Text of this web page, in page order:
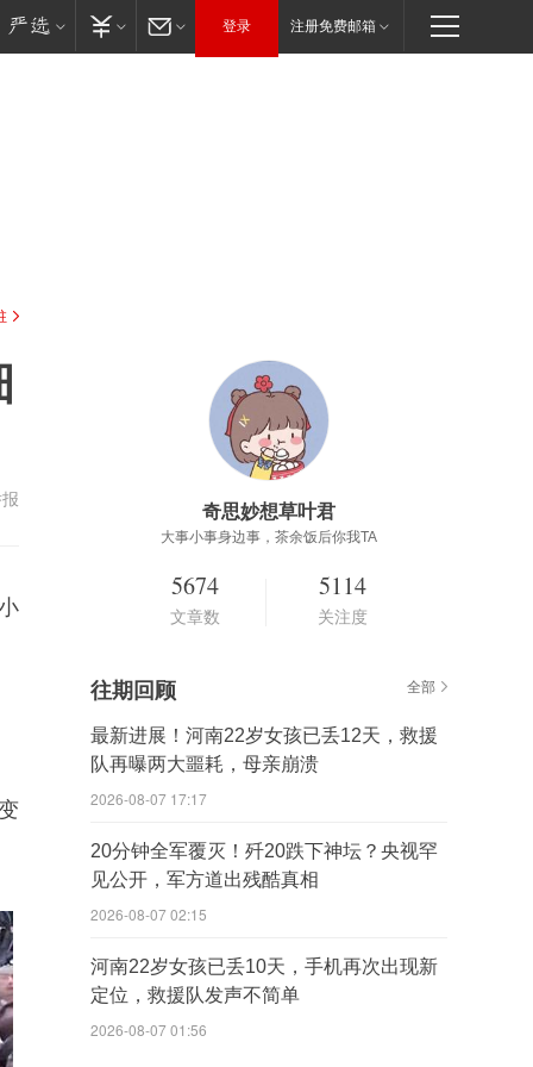
登录 注册免费邮箱
奇思妙想草叶君
大事小事身边事，茶余饭后你我TA
5674
文章数
5114
关注度
往期回顾 全部
最新进展！河南22岁女孩已丢12天，救援
队再曝两大噩耗，母亲崩溃
2026-08-07 17:17
20分钟全军覆灭！歼20跌下神坛？央视罕
见公开，军方道出残酷真相
2026-08-07 02:15
河南22岁女孩已丢10天，手机再次出现新
定位，救援队发声不简单
2026-08-07 01:56